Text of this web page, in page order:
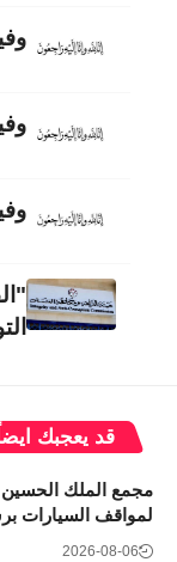
قد يعجبك
مجمع الملك الحسين
لمواقف السيارات
2026-08-06